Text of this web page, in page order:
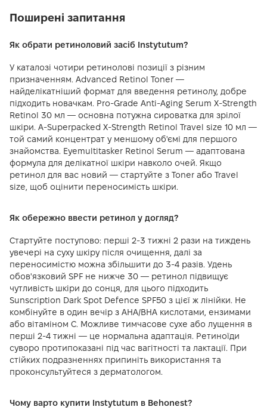
Поширені запитання
Як обрати ретиноловий засіб Instytutum?
У каталозі чотири ретинолові позиції з різним
призначенням. Advanced Retinol Toner —
найделікатніший формат для введення ретинолу, добре
підходить новачкам. Pro-Grade Anti-Aging Serum X-Strength
Retinol 30 мл — основна потужна сироватка для зрілої
шкіри. A-Superpacked X-Strength Retinol Travel size 10 мл —
той самий концентрат у меншому об'ємі для першого
знайомства. Eyemultitasker Retinol Serum — адаптована
формула для делікатної шкіри навколо очей. Якщо
ретинол для вас новий — стартуйте з Toner або Travel
size, щоб оцінити переносимість шкіри.
Як обережно ввести ретинол у догляд?
Стартуйте поступово: перші 2-3 тижні 2 рази на тиждень
увечері на суху шкіру після очищення, далі за
переносимістю можна збільшити до 3-4 разів. Удень
обов'язковий SPF не нижче 30 — ретинол підвищує
чутливість шкіри до сонця, для цього підходить
Sunscription Dark Spot Defence SPF50 з цієї ж лінійки. Не
комбінуйте в один вечір з AHA/BHA кислотами, ензимами
або вітаміном С. Можливе тимчасове сухе або лущення в
перші 2-4 тижні — це нормальна адаптація. Ретиноїди
суворо протипоказані під час вагітності та лактації. При
стійких подразненнях припиніть використання та
проконсультуйтеся з дерматологом.
Чому варто купити Instytutum в Behonest?